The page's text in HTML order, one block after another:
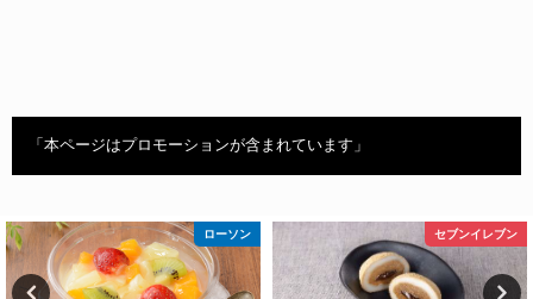
「本ページはプロモーションが含まれています」
ローソン セブンイレブン